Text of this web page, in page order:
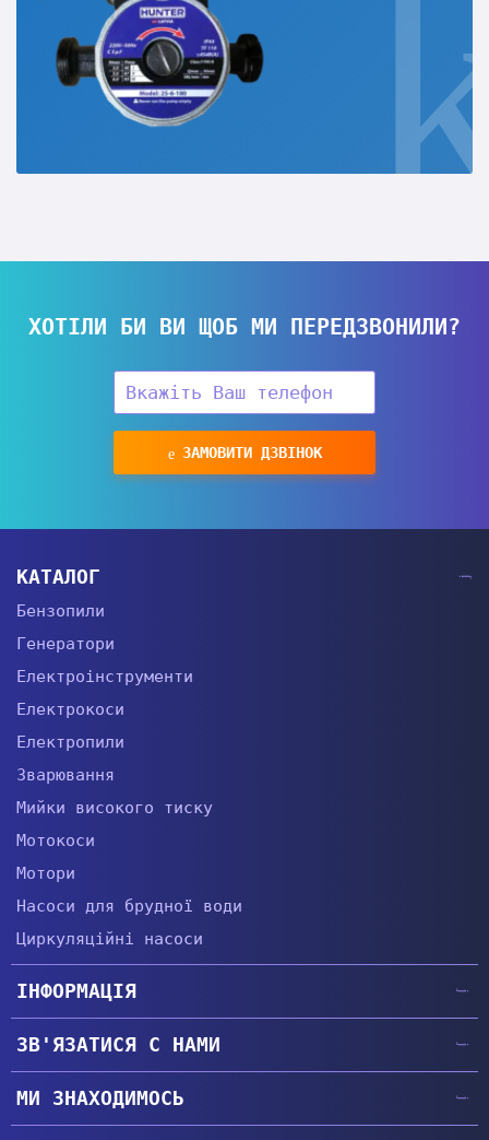
ХОТІЛИ БИ ВИ ЩОБ МИ ПЕРЕДЗВОНИЛИ?
ЗАМОВИТИ ДЗВІНОК
КАТАЛОГ
Бензопили
Генератори
Електроінструменти
Електрокоси
Електропили
Зварювання
Мийки високого тиску
Мотокоси
Мотори
Насоси для брудної води
Циркуляційні насоси
ІНФОРМАЦІЯ
Головна
Гарантії
Доставка та оплата
Про компанію
ЗВ'ЯЗАТИСЯ С НАМИ
+38 (057) 764-63-34
+38 (067) 474-66-44
МИ ЗНАХОДИМОСЬ